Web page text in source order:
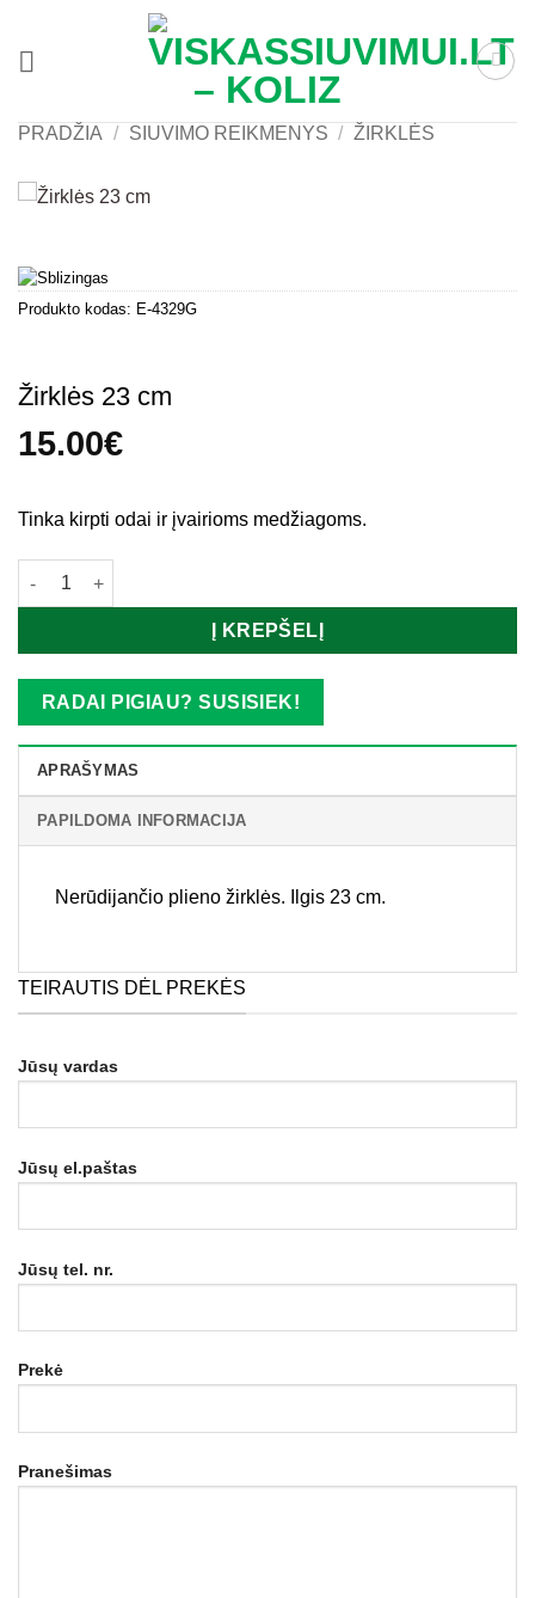
content
PRADŽIA / SIUVIMO REIKMENYS / ŽIRKLĖS
Produkto kodas: E-4329G
Žirklės 23 cm
15.00€
Tinka kirpti odai ir įvairioms medžiagoms.
produkto kiekis: Žirklės 23 cm
Į KREPŠELĮ
RADAI PIGIAU? SUSISIEK!
APRAŠYMAS
PAPILDOMA INFORMACIJA
Nerūdijančio plieno žirklės. Ilgis 23 cm.
TEIRAUTIS DĖL PREKĖS
Jūsų vardas
Jūsų el.paštas
Jūsų tel. nr.
Prekė
Pranešimas